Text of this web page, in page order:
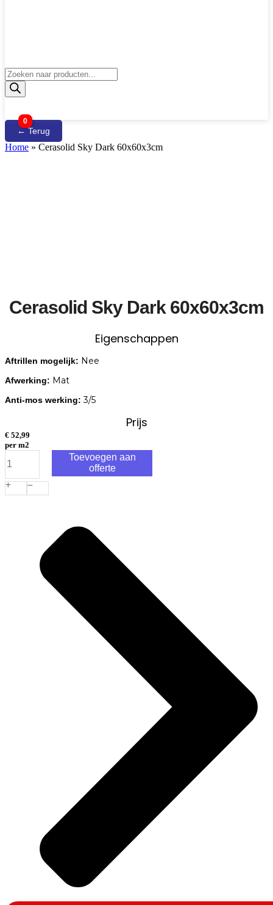
Producten
zoeken
0
← Terug
Home » Cerasolid Sky Dark 60x60x3cm
Cerasolid Sky Dark 60x60x3cm
Eigenschappen
Aftrillen mogelijk: Nee
Afwerking: Mat
Anti-mos werking: 3/5
Prijs
€ 52,99
per m2
Sky
Dark
60x60x3cm
aantal
Toevoegen aan
offerte